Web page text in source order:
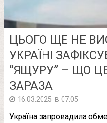
ЦЬОГО ЩЕ НЕ
УКРАЇНІ
“ЯЩУРУ” – ЩО
ЗАРАЗА
16.03.2025 в 07:05
Україна запровадила